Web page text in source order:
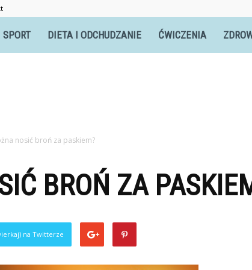
Fitnesswomen.pl
SPORT DIETA I ODCHUDZANIE ĆWICZENIA
nosić broń za paskiem?
BROŃ ZA
na Twitterze